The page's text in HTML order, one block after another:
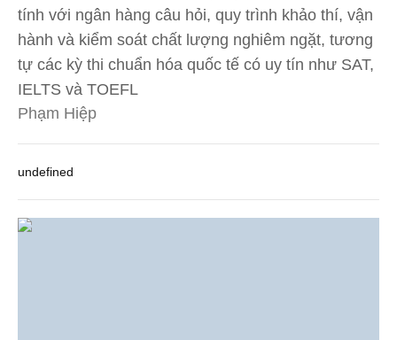
tính với ngân hàng câu hỏi, quy trình khảo thí, vận
hành và kiểm soát chất lượng nghiêm ngặt, tương
tự các kỳ thi chuẩn hóa quốc tế có uy tín như SAT,
IELTS và TOEFL
Phạm Hiệp
undefined